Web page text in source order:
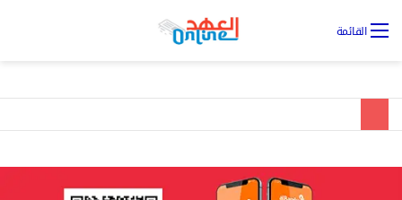
القائمة